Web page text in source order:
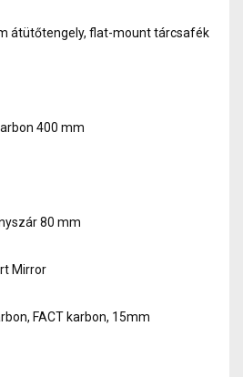
átütőtengely, flat-mount tárcsafék
400 mm
80 mm
Mirror
FACT karbon, 15mm